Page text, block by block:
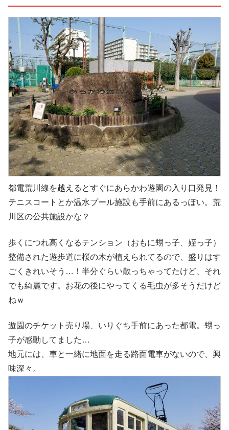
都電荒川線を越えるとすぐにあらかわ遊園の入り口発見！
テニスコートとか温水プール施設も手前にあるっぽい。荒
川区の公共施設かな？
歩くにつれ高くなるテンション（おもに甥っ子、姪っ子）
整備された遊歩道に桜の木が植えられてるので、盛りはす
ごくきれいそう…！半分ぐらい散っちゃってたけど、それ
でも綺麗です。お花の後にやってくる毛虫が多そうだけど
ねｗ
遊園のチケット売り場、いりぐち手前にあった都電。甥っ
子が感動してました…
地元には、車と一緒に地面を走る路面電車がないので、興
味深々。